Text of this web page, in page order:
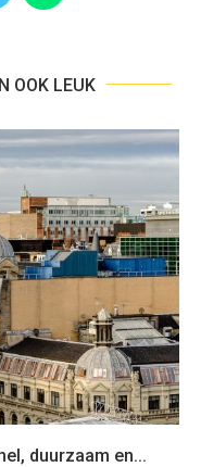
OOK LEUK
duurzaam en...